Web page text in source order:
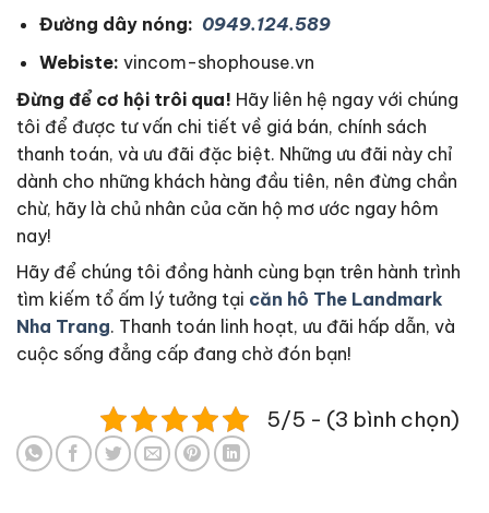
Đường dây nóng: 0949.124.589
Webiste: vincom-shophouse.vn
Đừng để cơ hội trôi qua! Hãy liên hệ ngay với chúng
tôi để được tư vấn chi tiết về giá bán, chính sách
thanh toán, và ưu đãi đặc biệt. Những ưu đãi này chỉ
dành cho những khách hàng đầu tiên, nên đừng chần
chừ, hãy là chủ nhân của căn hộ mơ ước ngay hôm
nay!
Hãy để chúng tôi đồng hành cùng bạn trên hành trình
tìm kiếm tổ ấm lý tưởng tại căn hô The Landmark
Nha Trang. Thanh toán linh hoạt, ưu đãi hấp dẫn, và
cuộc sống đẳng cấp đang chờ đón bạn!
5/5 - (3 bình chọn)